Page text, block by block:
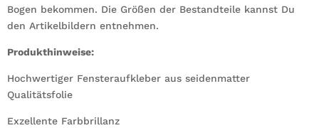
Bogen bekommen. Die Größen der Bestandteile kannst Du
den Artikelbildern entnehmen.
Produkthinweise:
Hochwertiger Fensteraufkleber aus seidenmatter
Qualitätsfolie
Exzellente Farbbrillanz